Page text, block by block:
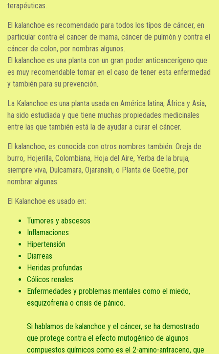
terapéuticas.
El kalanchoe es recomendado para todos los típos de cáncer, en
particular contra el cancer de mama, cáncer de pulmón y contra el
cáncer de colon, por nombras algunos.
El kalanchoe es una planta con un gran poder anticancerígeno que
es muy recomendable tomar en el caso de tener esta enfermedad
y también para su prevención.
La Kalanchoe es una planta usada en América latina, África y Asia,
ha sido estudiada y que tiene muchas propiedades medicinales
entre las que también está la de ayudar a curar el cáncer.
El kalanchoe, es conocida con otros nombres también: Oreja de
burro, Hojerilla, Colombiana, Hoja del Aire, Yerba de la bruja,
siempre viva, Dulcamara, Ojaransín, o Planta de Goethe, por
nombrar algunas.
El Kalanchoe es usado en:
Tumores y abscesos
Inflamaciones
Hipertensión
Diarreas
Heridas profundas
Cólicos renales
Enfermedades y problemas mentales como el miedo,
esquizofrenia o crisis de pánico.
Si hablamos de kalanchoe y el cáncer, se ha demostrado
que protege contra el efecto mutogénico de algunos
compuestos químicos como es el 2-amino-antraceno, que